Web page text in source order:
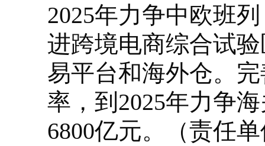
2025年力争中欧班
进跨境电商综合试
易平台和海外仓。
率，到2025年力争
6800亿元。（责任